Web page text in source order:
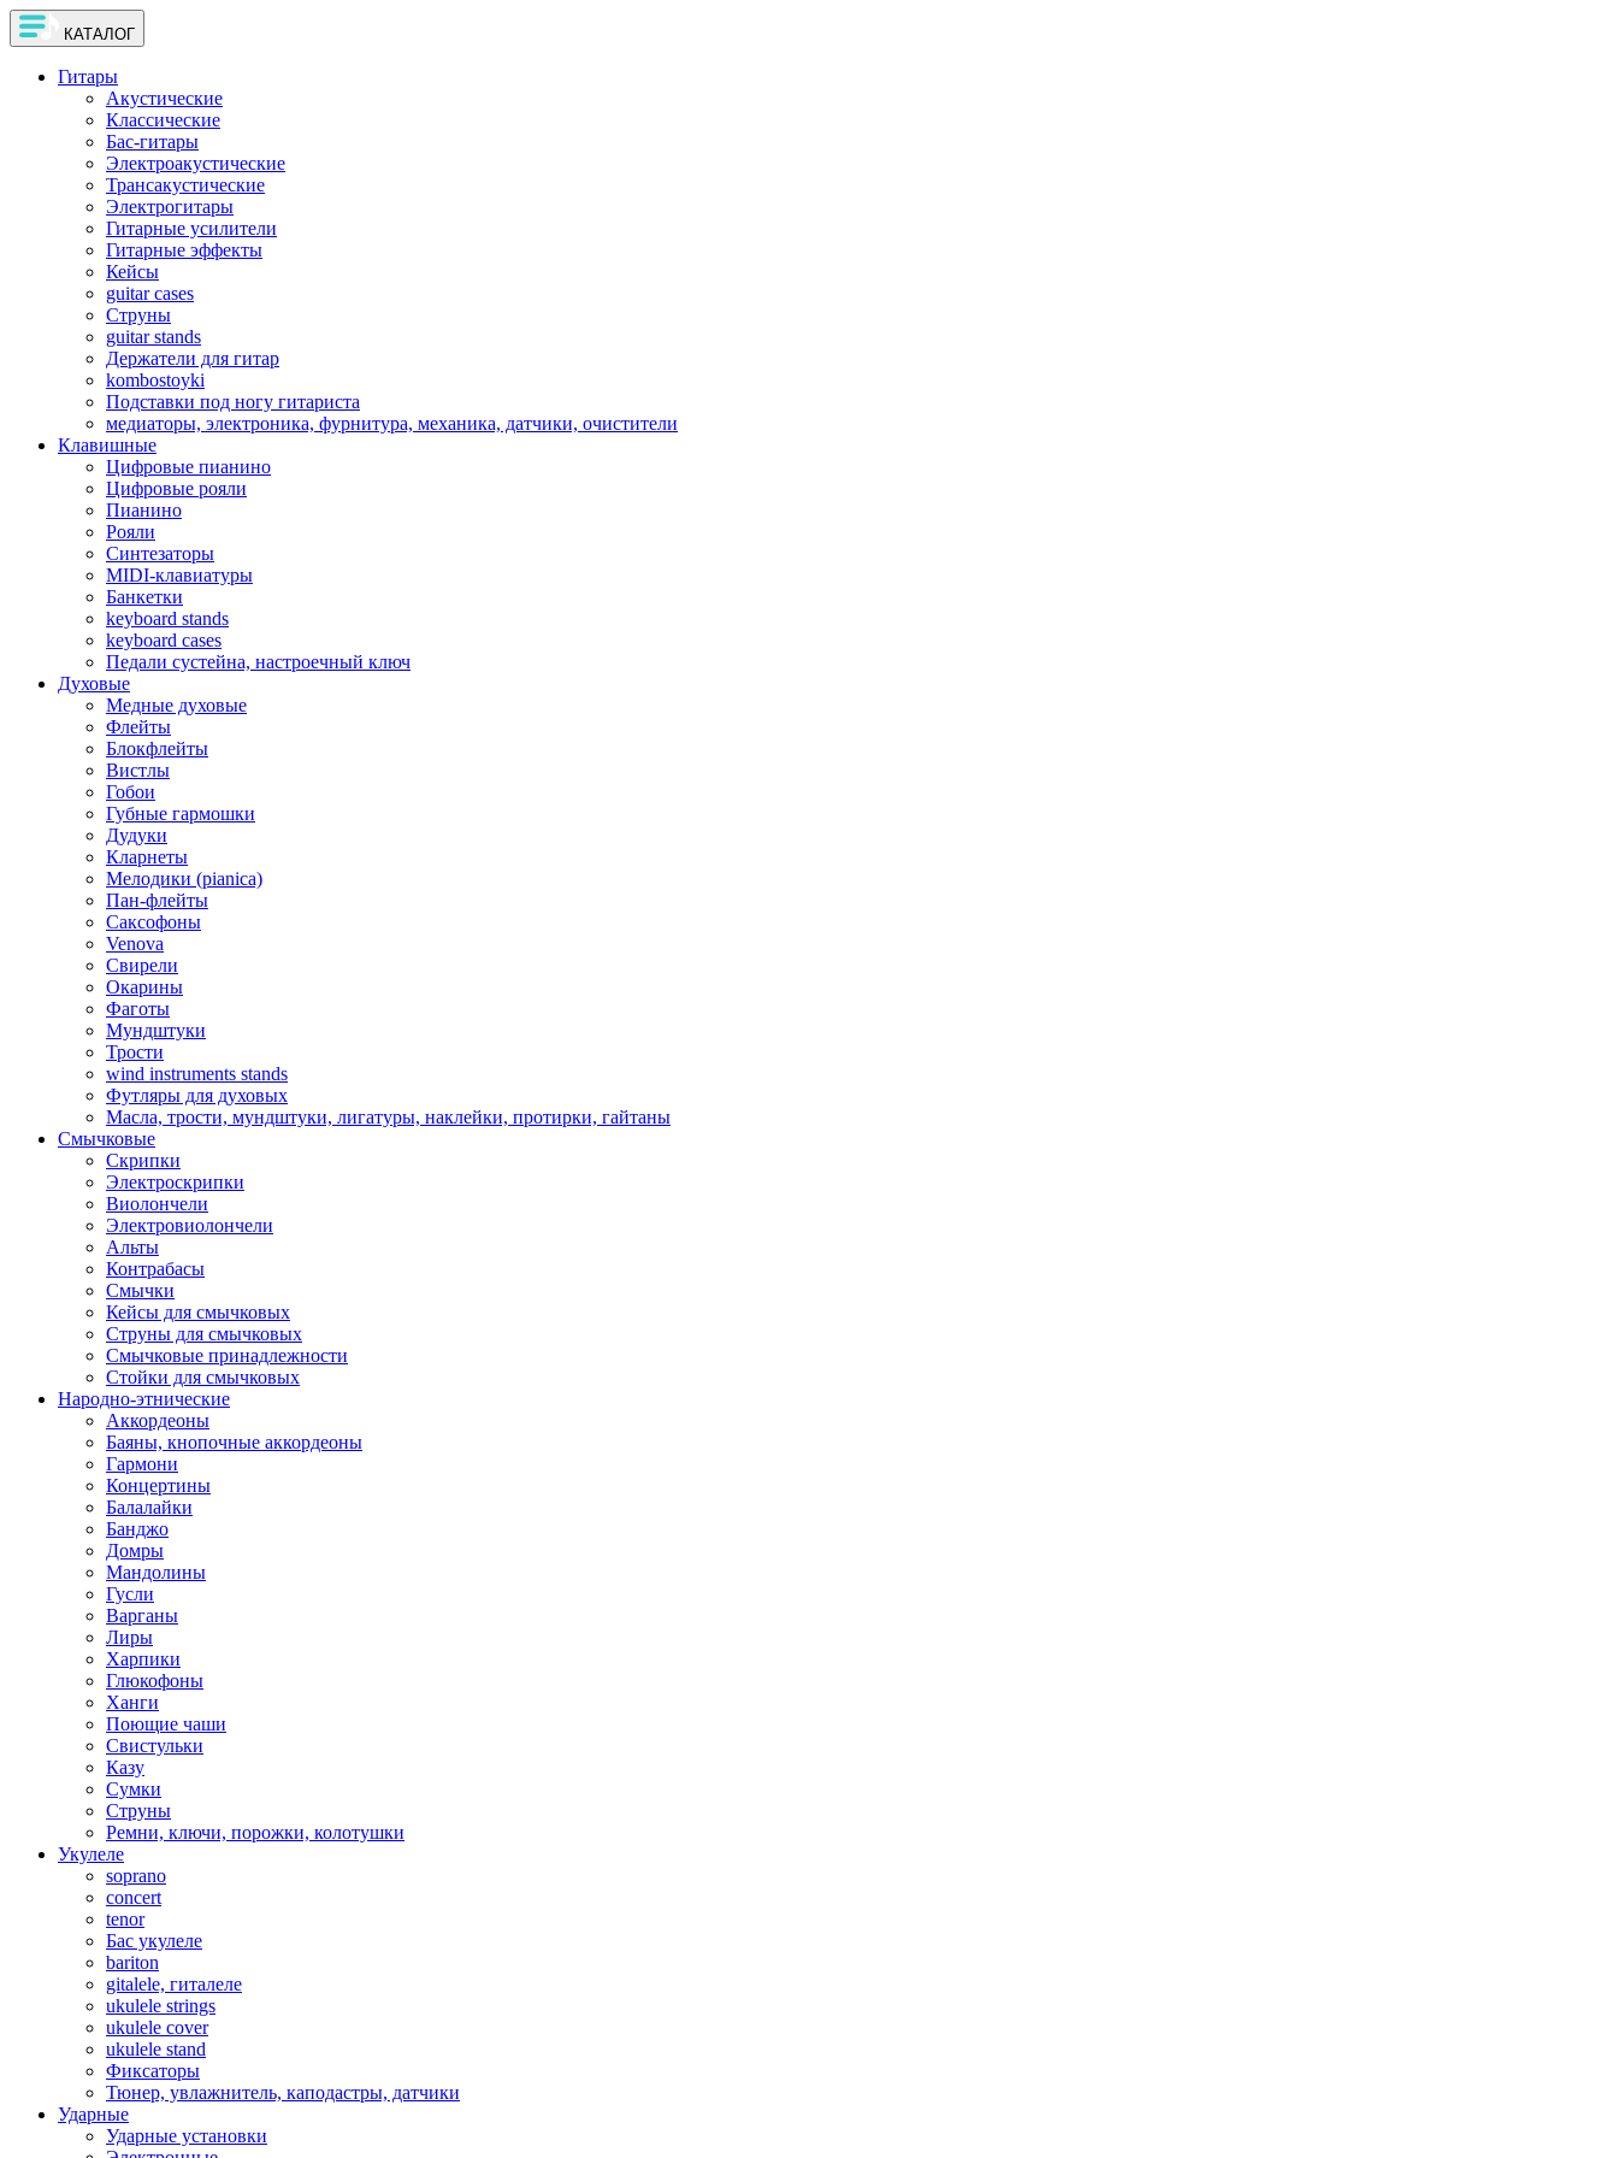
КАТАЛОГ
Гитары
Акустические
Классические
Бас-гитары
Электроакустические
Трансакустические
Электрогитары
Гитарные усилители
Гитарные эффекты
Кейсы
guitar cases
Струны
guitar stands
Держатели для гитар
kombostoyki
Подставки под ногу гитариста
медиаторы, электроника, фурнитура, механика, датчики, очистители
Клавишные
Цифровые пианино
Цифровые рояли
Пианино
Рояли
Синтезаторы
MIDI-клавиатуры
Банкетки
keyboard stands
keyboard cases
Педали сустейна, настроечный ключ
Духовые
Медные духовые
Флейты
Блокфлейты
Вистлы
Гобои
Губные гармошки
Дудуки
Кларнеты
Мелодики (pianica)
Пан-флейты
Саксофоны
Venova
Свирели
Окарины
Фаготы
Мундштуки
Трости
wind instruments stands
Футляры для духовых
Масла, трости, мундштуки, лигатуры, наклейки, протирки, гайтаны
Смычковые
Скрипки
Электроскрипки
Виолончели
Электровиолончели
Альты
Контрабасы
Смычки
Кейсы для смычковых
Струны для смычковых
Смычковые принадлежности
Стойки для смычковых
Народно-этнические
Аккордеоны
Баяны, кнопочные аккордеоны
Гармони
Концертины
Балалайки
Банджо
Домры
Мандолины
Гусли
Варганы
Лиры
Харпики
Глюкофоны
Ханги
Поющие чаши
Свистульки
Казу
Сумки
Струны
Ремни, ключи, порожки, колотушки
Укулеле
soprano
concert
tenor
Бас укулеле
bariton
gitalele, гиталеле
ukulele strings
ukulele cover
ukulele stand
Фиксаторы
Тюнер, увлажнитель, каподастры, датчики
Ударные
Ударные установки